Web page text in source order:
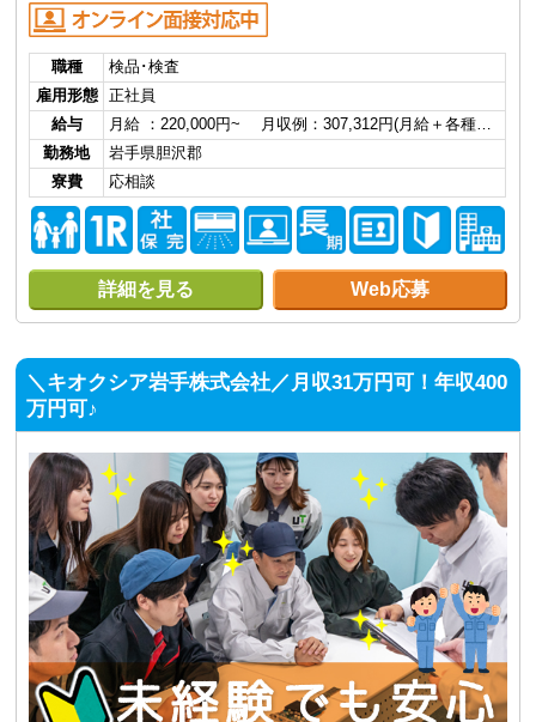
職種
検品･検査
雇用形態
正社員
給与
月給 ：220,000円~ 月収例：307,312円(月給＋各種…
勤務地
岩手県胆沢郡
寮費
応相談
詳細を見る Web応募
＼キオクシア岩手株式会社／月収31万円可！年収400
万円可♪